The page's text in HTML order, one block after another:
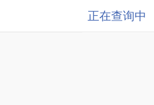
正在查询中